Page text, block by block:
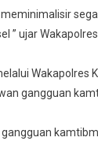
Polres
Konsel
KRYD.
” ujar
gangguan